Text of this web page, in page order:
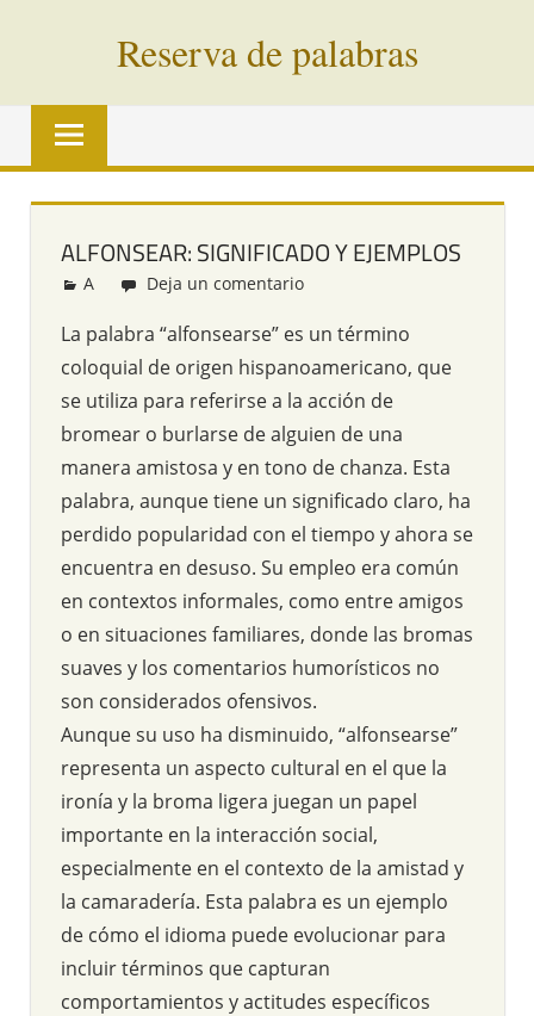
Reserva de palabras
Palabras
vías
todo
mundo
ALFONSEAR: SIGNIFICADO Y EJEMPLOS
Redacción
A Deja un comentario
La palabra “alfonsearse” es un término
coloquial de origen hispanoamericano, que
se utiliza para referirse a la acción de
bromear o burlarse de alguien de una
manera amistosa y en tono de chanza. Esta
palabra, aunque tiene un significado claro, ha
perdido popularidad con el tiempo y ahora se
encuentra en desuso. Su empleo era común
en contextos informales, como entre amigos
o en situaciones familiares, donde las bromas
suaves y los comentarios humorísticos no
son considerados ofensivos.
Aunque su uso ha disminuido, “alfonsearse”
representa un aspecto cultural en el que la
ironía y la broma ligera juegan un papel
importante en la interacción social,
especialmente en el contexto de la amistad y
la camaradería. Esta palabra es un ejemplo
de cómo el idioma puede evolucionar para
incluir términos que capturan
comportamientos y actitudes específicos